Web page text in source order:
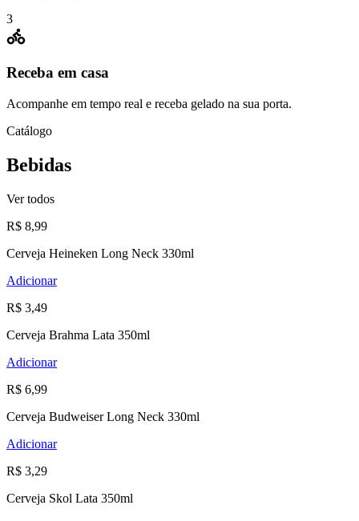
3
Receba em casa
Acompanhe em tempo real e receba gelado na sua porta.
Catálogo
Bebidas
Ver todos
R$ 8,99
Cerveja Heineken Long Neck 330ml
Adicionar
R$ 3,49
Cerveja Brahma Lata 350ml
Adicionar
R$ 6,99
Cerveja Budweiser Long Neck 330ml
Adicionar
R$ 3,29
Cerveja Skol Lata 350ml